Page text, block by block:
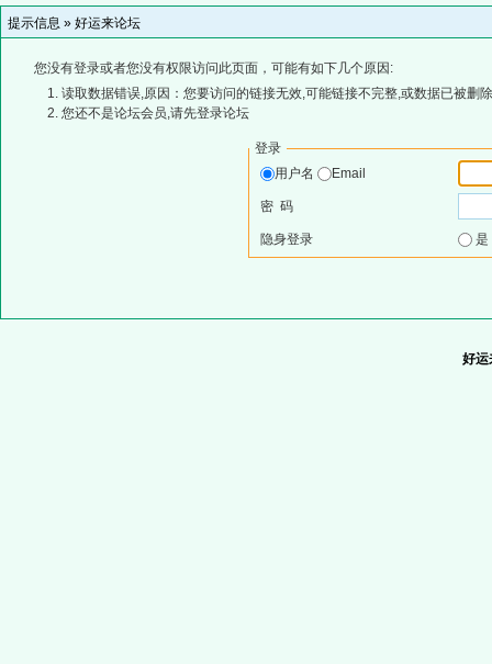
提示信息 » 好运来论坛
您没有登录或者您没有权限访问此页面，可能有如下几个原因:
读取数据错误,原因：您要访问的链接无效,可能链接不完整,或数据已被删
您还不是论坛会员,请先登录论坛
登录
用户名
Email
密 码
隐身登录
好